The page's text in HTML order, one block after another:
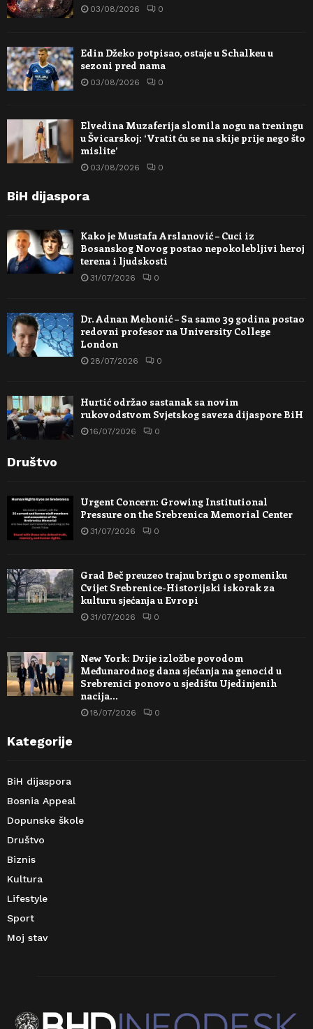
03/08/2026 0
Edin Džeko potpisao, ostaje u Schalkeu u
sezoni pred nama
03/08/2026 0
Elvedina Muzaferija slomila nogu na treningu
u Švicarskoj: ‘Vratit ću se na skije prije nego što
mislite’
03/08/2026 0
BiH dijaspora
Kako je Mustafa Arslanović – Cuci iz
Bosanskog Novog postao nepokolebljivi heroj
terena i ljudskosti
31/07/2026 0
Dr. Adnan Mehonić – Sa samo 39 godina postao
redovni profesor na University College
London
28/07/2026 0
Hurtić održao sastanak sa novim
rukovodstvom Svjetskog saveza dijaspore BiH
16/07/2026 0
Društvo
Urgent Concern: Growing Institutional
Pressure on the Srebrenica Memorial Center
31/07/2026 0
Grad Beč preuzeo trajnu brigu o spomeniku
Cvijet Srebrenice-Historijski iskorak za
kulturu sjećanja u Evropi
31/07/2026 0
New York: Dvije izložbe povodom
Međunarodnog dana sjećanja na genocid u
Srebrenici ponovo u sjedištu Ujedinjenih
nacija…
18/07/2026 0
Kategorije
BiH dijaspora
Bosnia Appeal
Dopunske škole
Društvo
Biznis
Kultura
Lifestyle
Sport
Moj stav